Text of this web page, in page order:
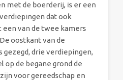
met de boerderij, is er een
dat ook
van de twee kamers
oostkant van de
drie verdiepingen,
op de begane grond de
voor gereedschap en